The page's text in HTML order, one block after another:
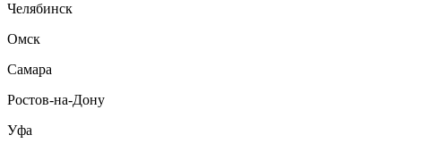
Челябинск
Омск
Самара
Ростов-на-Дону
Уфа